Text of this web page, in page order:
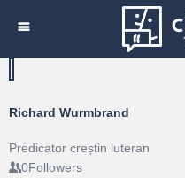
Richard Wurmbrand
Predicator creștin luteran
0Followers